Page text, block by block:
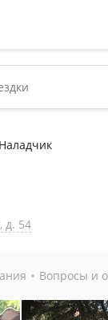
д. 54
Вопросы и